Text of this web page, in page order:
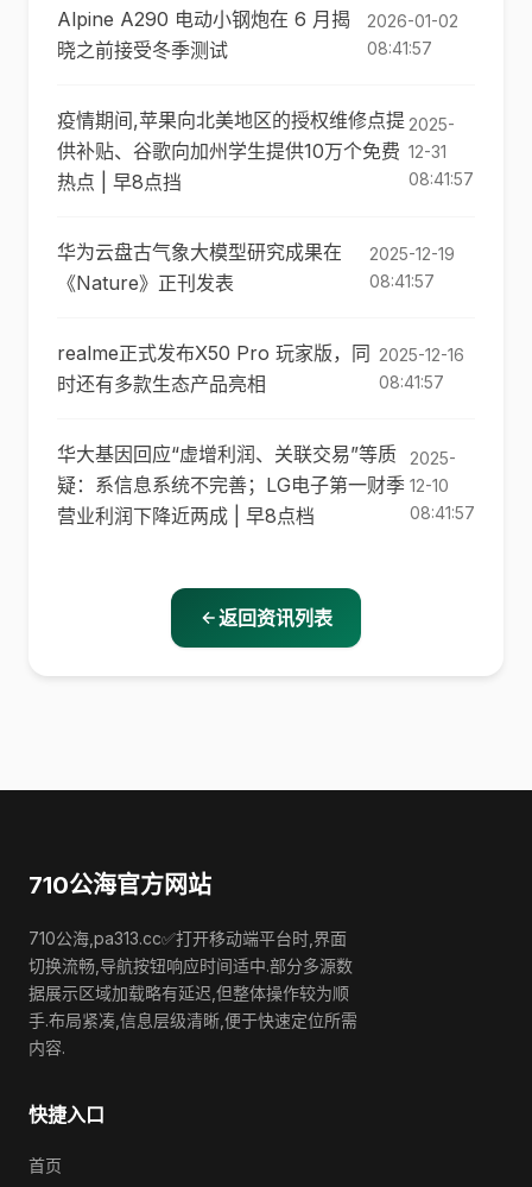
Alpine A290 电动小钢炮在 6 月揭
晓之前接受冬季测试
2026-01-02
08:41:57
疫情期间,苹果向北美地区的授权维修点提
供补贴、谷歌向加州学生提供10万个免费
热点 | 早8点挡
2025-
12-31
08:41:57
华为云盘古气象大模型研究成果在
《Nature》正刊发表
2025-12-19
08:41:57
realme正式发布X50 Pro 玩家版，同
时还有多款生态产品亮相
2025-12-16
08:41:57
华大基因回应“虚增利润、关联交易”等质
疑：系信息系统不完善；LG电子第一财季
营业利润下降近两成 | 早8点档
2025-
12-10
08:41:57
返回资讯列表
710公海官方网站
710公海,pa313.cc✅打开移动端平台时,界面
切换流畅,导航按钮响应时间适中.部分多源数
据展示区域加载略有延迟,但整体操作较为顺
手.布局紧凑,信息层级清晰,便于快速定位所需
内容.
快捷入口
首页